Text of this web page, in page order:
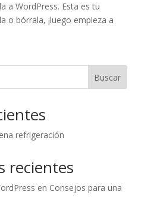
a WordPress. Esta es tu
o bórrala, ¡luego empieza a
Buscar
refrigeración
recientes
en Consejos para una